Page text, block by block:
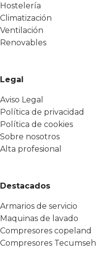
Hostelería
Climatización
Ventilación
Renovables
Legal
Aviso Legal
Política de privacidad
Política de cookies
Sobre nosotros
Alta profesional
Destacados
Armarios de servicio
Maquinas de lavado
Compresores copeland
Compresores Tecumseh